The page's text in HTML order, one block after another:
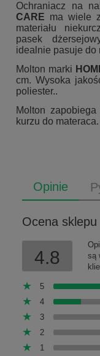
Ochraniacz na
CARE ma wiele
materiału
pasek
idealnie pasuje do
Molton marki
cm. Wysoka
poliester..
Molton
kurzu do
Opinie
Ocena sklepu
4.8
są
5
4
3
2
1